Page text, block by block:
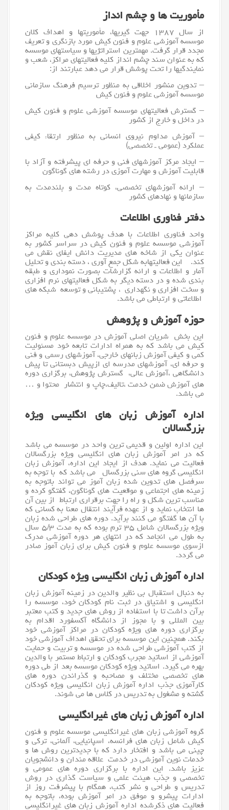
مأموریت ها و چشم انداز
از سال ۱۳۸۷ جهت گیریها، مأموریتها و اهداف کلان
موسسه آموزشی علوم و فنون کیش مورد بازنگری و تعریف
مجدد قرار گرفت. مهمترین استراتژیها و سیاستهای موسسه
که به عنوان سند چشم انداز کلیه فعالیتهای مراکز، شعب و
نمایندگیها را تحت پوشش قرار می دهد عبارتند از:
– تدوین منشور اخلاقی به منظور ترسیم فرهنگ سازمانی
موسسه آموزشی علوم و فنون کیش
– گسترش فعالیتهای موسسه آموزشی علوم و فنون کیش
در داخل و خارج از کشور
– آموزش مداوم نیروی انسانی به منظور ارتقاء کیفی
عملکرد (عمومی ـ تخصصی)
– ایجاد مرکز آموزشهای فنی و حرفه ای پیشرفته و آزاد با
قابلیت آموزش و مهارت آموزی در رشته های گوناگون
– ارائه آموزشهای تخصصی، کوتاه مدت و بلندمدت به
سازمانها و نهادهای کشور
دفتر فناوری اطلاعات
واحدفناوری اطلاعات با هدف پوشش دهی کلیه مراکز
آموزشی موسسه علوم و فنون کیش در سراسر کشور به
عنوان یکی از شاخه های مدیریت دانش ایفای نقش می
کند. این فعالیتهابه شکل جمع آوری ، دسته بندی و تحلیل
آمار و اطلاعات و ارائه گزارشات بصورت نموداری و طبقه
بندی شده و در دسته دیگر به شکل فعالیتهای نرم افزاری
و سخت افزاری و نگهداری ، پشتیبانی و توسعه شبکه های
اطلاعاتی و ارتباطی می باشد.
حوزه آموزش و پژوهش
این بخش شریان اصلی آموزش در موسسه علوم و فنون
کیش می باشد که به همراه ادارات تابعه خود مسئولیت
کمی و کیفی آموزش زبانهای خارجی، آموزشهای رسمی و فنی
و حرفه ای، آموزشهای مدرسه ای ازپیش دبستانی تا پیش
دانشگاهی ،آموزش عالی، گسترش پژوهش، برگزاری دوره
های آموزش ضمن خدمت ،تالیف،چاپ و انتشار محتوا و …
می باشد.
اداره آموزش زبان های انگلیسی ویژه
بزرگسالان
این اداره اولین و قدیمی ترین واحد در موسسه می باشد
که در امر آموزش زبان های انگلیسیویژه بزرگسالان
فعالیت می نماید. هدف از ایجاد این اداره، آموزش زبان
انگلیسی گروه های سنی بزرگسال می باشد که با توجه به
سرفصل های تدوین شده زبان آموز می تواند باتوجه به
زمینه های اجتماعی و موقعیت های گوناگون، گفتگو کرده و
مناسب ترین شکل و راه را جهت برقراری ارتباط از بین آن
ها انتخاب نماید و از عهده فرآیند انتقال معنا به کسانی که
با آن ها گفتگو می کنند برآید. دوره های طراحی شده زبان
ویژه بزرگسالان شامل ۳۵ ترم بوده که به مدت ۵/۳ سال
به طول می انجامد که در انتهای هر دوره آموزشی مدرک
ازسوی موسسه علوم و فنون کیش برای زبان آموز صادر
می گردد.
اداره آموزش زبان انگلیسی ویژه کودکان
به دنبال استقبال بی نظیر والدین در زمینه آموزش زبان
انگلیسی و اشتیاق در ثبت نام کودکان خود، موسسه را
برآن داشت تا با استفاده از روش های جدید و کتب معتبر
بین المللی و با مجوز از دانشگاه آکسفورد اقدام به
برگزاری دوره های ویژه کودکان در مراکز آموزشی خود
بکند. همچنین این موسسه برای تحقق اهداف آموزشی خود
از کتب آموزشی طراحی شده در موسسه و تربیت و حمایت
آموزشی از اساتید مجرب کودکان و ارتباط مستمر با والدین
بهره می گیرد. اساتید ویژه کودکان موسسه بعد از طی دوره
های تخصصی مختلف و مصاحبه و گذراندن دوره های
کارآموزی جذب اداره آموزش زبان انگلیسی ویژه کودکان
گشته و مشغول به تدریس در کلاس ها می شوند.
اداره آموزش زبان های غیرانگلیسی
گروه آموزشی زبان های غیرانگلیسیموسسهعلوم و فنون
کیش شامل زبانهای فرانسه، اسپانیایی، آلمانی، ترکی و
چینی می باشد و افتخار دارد که با جدیدترین روش ها و
خدمات نوین آموزشی در خدمت علاقه مندان و دانشجویان
عزیز باشد. این اداره با برگزاری دوره های عمومی و
تخصصی و جذب هیئت علمی و سیاست گذاری در روش
تدریس و طراحی و نشر کتب، همگام با پیشرفت روز از
ادارات پیشرو و موفق در امر آموزش بوده، باتوجه به
فعالیت های ذکرشده اداره آموزش زبان های غیرانگلیسی